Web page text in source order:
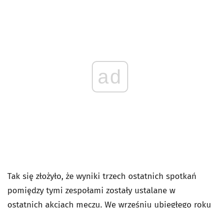
ad
Tak się złożyło, że wyniki trzech ostatnich spotkań
pomiędzy tymi zespołami zostały ustalane w
ostatnich akcjach meczu. We wrześniu ubiegłego roku